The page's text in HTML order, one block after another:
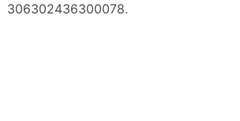
306302436300078.